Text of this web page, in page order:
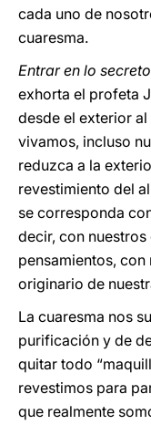
cada uno de
cuaresma.
Entrar en lo secreto
exhorta el profeta
desde el exterior
vivamos, incluso
reduzca a la
revestimiento del
se corresponda
decir, con
pensamientos, con
originario de
La cuaresma nos
purificación y de
quitar todo
revestimos para
que realmente